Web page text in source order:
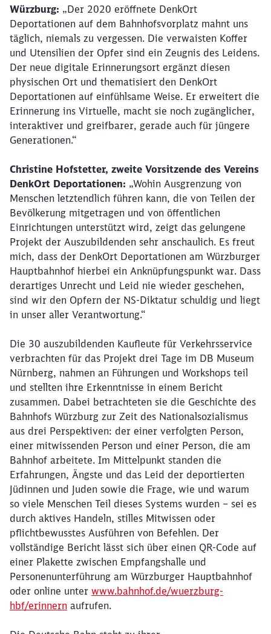
Würzburg: „Der 2020 eröffnete DenkOrt
Deportationen auf dem Bahnhofsvorplatz mahnt uns
täglich, niemals zu vergessen. Die verwaisten Koffer
und Utensilien der Opfer sind ein Zeugnis des Leidens.
Der neue digitale Erinnerungsort ergänzt diesen
physischen Ort und thematisiert den DenkOrt
Deportationen auf einfühlsame Weise. Er erweitert die
Erinnerung ins Virtuelle, macht sie noch zugänglicher,
interaktiver und greifbarer, gerade auch für jüngere
Generationen.“
Christine Hofstetter, zweite Vorsitzende des Vereins
DenkOrt Deportationen: „Wohin Ausgrenzung von
Menschen letztendlich führen kann, die von Teilen der
Bevölkerung mitgetragen und von öffentlichen
Einrichtungen unterstützt wird, zeigt das gelungene
Projekt der Auszubildenden sehr anschaulich. Es freut
mich, dass der DenkOrt Deportationen am Würzburger
Hauptbahnhof hierbei ein Anknüpfungspunkt war. Dass
derartiges Unrecht und Leid nie wieder geschehen,
sind wir den Opfern der NS-Diktatur schuldig und liegt
in unser aller Verantwortung.“
Die 30 auszubildenden Kaufleute für Verkehrsservice
verbrachten für das Projekt drei Tage im DB Museum
Nürnberg, nahmen an Führungen und Workshops teil
und stellten ihre Erkenntnisse in einem Bericht
zusammen. Dabei betrachteten sie die Geschichte des
Bahnhofs Würzburg zur Zeit des Nationalsozialismus
aus drei Perspektiven: der einer verfolgten Person,
einer mitwissenden Person und einer Person, die am
Bahnhof arbeitete. Im Mittelpunkt standen die
Erfahrungen, Ängste und das Leid der deportierten
Jüdinnen und Juden sowie die Frage, wie und warum
so viele Menschen Teil dieses Systems wurden – sei es
durch aktives Handeln, stilles Mitwissen oder
pflichtbewusstes Ausführen von Befehlen. Der
vollständige Bericht lässt sich über einen QR-Code auf
einer Plakette zwischen Empfangshalle und
Personenunterführung am Würzburger Hauptbahnhof
oder online unter www.bahnhof.de/wuerzburg-
hbf/erinnern aufrufen.
Möchten Sie zu weitergeleitet
werden?
Abbrechen Weiter